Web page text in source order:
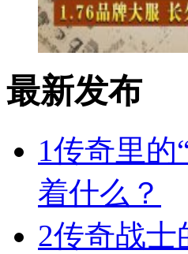
最新发布
1传奇里的
着什么？
2传奇战士